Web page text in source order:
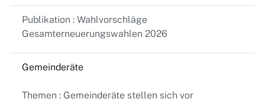
Publikation : Wahlvorschläge
Gesamterneuerungswahlen 2026
Gemeinderäte
Themen : Gemeinderäte stellen sich vor